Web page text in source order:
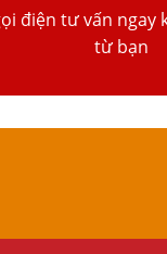
điện tư vấn
từ bạn